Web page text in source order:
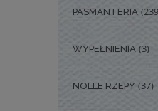
PASMANTERIA
WYPEŁNIENIA (3)
NOLLE RZEPY (37)